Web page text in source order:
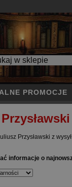
PROMOCJE
Przysławski z
informacje o